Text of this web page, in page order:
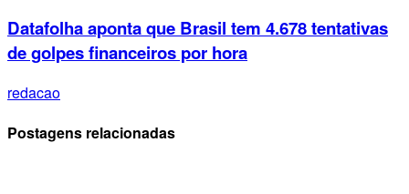
Datafolha aponta que Brasil tem 4.678 tentativas
de golpes financeiros por hora
redacao
Postagens relacionadas